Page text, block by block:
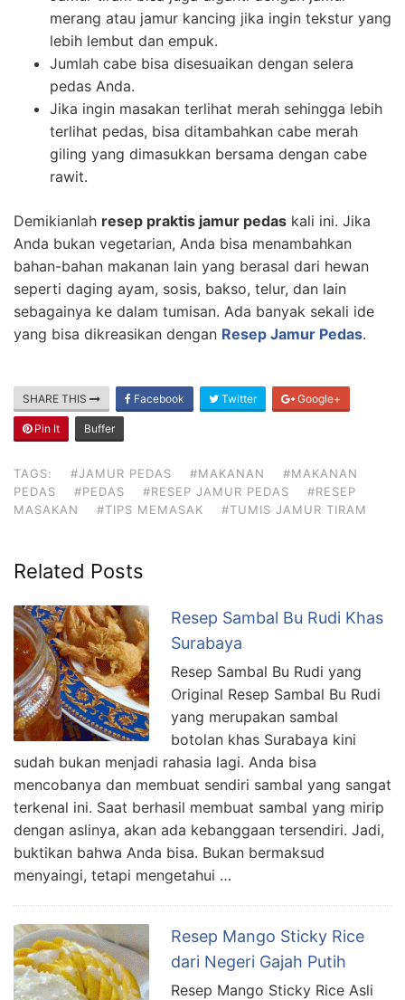
merang atau jamur kancing jika ingin tekstur yang
lebih lembut dan empuk.
Jumlah cabe bisa disesuaikan dengan selera
pedas Anda.
Jika ingin masakan terlihat merah sehingga lebih
terlihat pedas, bisa ditambahkan cabe merah
giling yang dimasukkan bersama dengan cabe
rawit.
Demikianlah resep praktis jamur pedas kali ini. Jika
Anda bukan vegetarian, Anda bisa menambahkan
bahan-bahan makanan lain yang berasal dari hewan
seperti daging ayam, sosis, bakso, telur, dan lain
sebagainya ke dalam tumisan. Ada banyak sekali ide
yang bisa dikreasikan dengan Resep Jamur Pedas.
SHARE THIS Facebook Twitter Google+
Pin It Buffer
TAGS: #JAMUR PEDAS #MAKANAN
#MAKANAN
PEDAS
#PEDAS #RESEP JAMUR PEDAS
#RESEP
MASAKAN
#TIPS MEMASAK #TUMIS JAMUR TIRAM
Related Posts
Resep Sambal Bu Rudi Khas
Surabaya
Resep Sambal Bu Rudi yang
Original Resep Sambal Bu Rudi
yang merupakan sambal
botolan khas Surabaya kini
sudah bukan menjadi rahasia lagi. Anda bisa
mencobanya dan membuat sendiri sambal yang sangat
terkenal ini. Saat berhasil membuat sambal yang mirip
dengan aslinya, akan ada kebanggaan tersendiri. Jadi,
buktikan bahwa Anda bisa. Bukan bermaksud
menyaingi, tetapi mengetahui …
Resep Mango Sticky Rice
dari Negeri Gajah Putih
Resep Mango Sticky Rice Asli